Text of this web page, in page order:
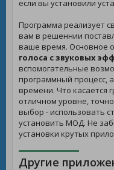
если вы установили
Программа реализует
вам в решеннии
ваше время. Основное
голоса с звуковых
вспомогательные
программный процесс,
времени. Что касается
отличном уровне,
выбор - использовать
установить МОД. Не
установки крутых
Другие